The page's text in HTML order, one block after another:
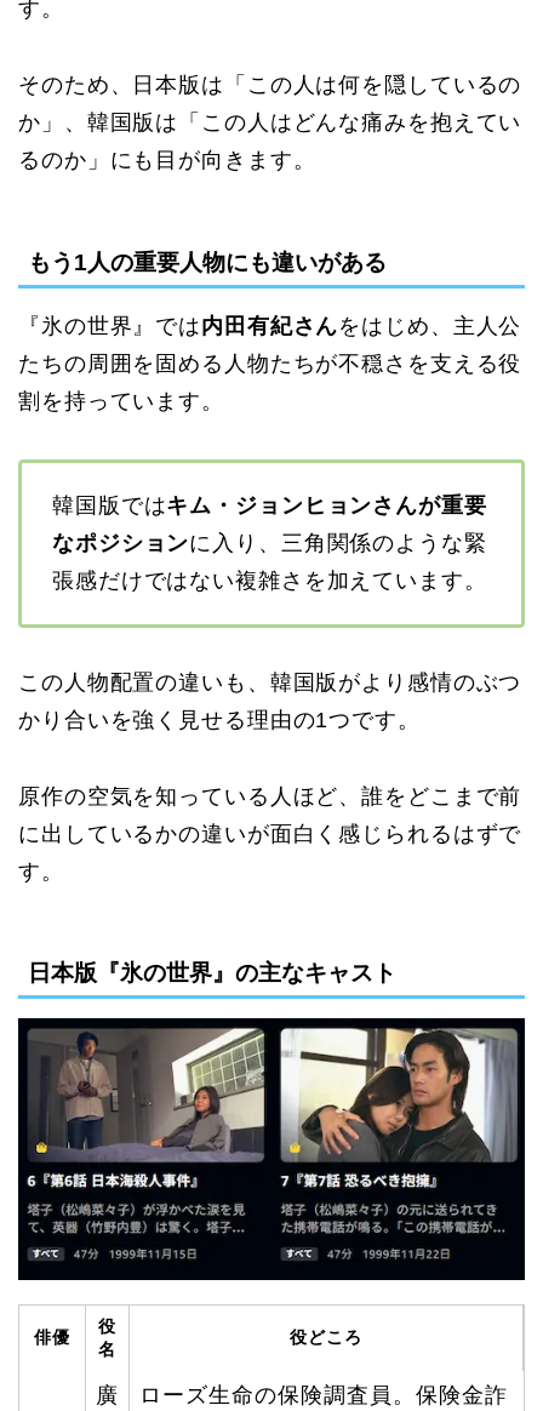
す。
そのため、日本版は「この人は何を隠しているの
か」、韓国版は「この人はどんな痛みを抱えてい
るのか」にも目が向きます。
もう1人の重要人物にも違いがある
『氷の世界』では内田有紀さんをはじめ、主人公
たちの周囲を固める人物たちが不穏さを支える役
割を持っています。
韓国版ではキム・ジョンヒョンさんが重要
なポジションに入り、三角関係のような緊
張感だけではない複雑さを加えています。
この人物配置の違いも、韓国版がより感情のぶつ
かり合いを強く見せる理由の1つです。
原作の空気を知っている人ほど、誰をどこまで前
に出しているかの違いが面白く感じられるはずで
す。
日本版『氷の世界』の主なキャスト
俳優
役
名
役どころ
廣
ローズ生命の保険調査員。保険金詐